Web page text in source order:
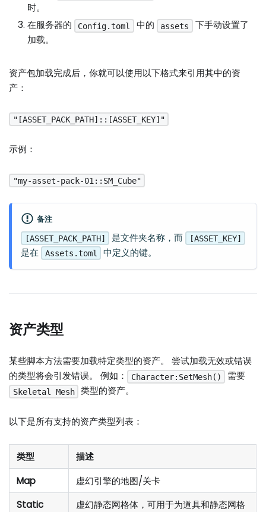
时。
在服务器的
Config.toml 中的 assets
下手动设置了
加载。
资产包加载完成后，你就可以使用以下格式来引用其中的资
产：
"[ASSET_PACK_PATH]::[ASSET_KEY]"
示例：
"my-asset-pack-01::SM_Cube"
备注
[ASSET_PACK_PATH] 是文件夹名称，而 [ASSET_KEY]
是在 Assets.toml 中定义的键。
资产类型
某些脚本方法需要加载特定类型的资产。 尝试加载无效或错误
的类型将会引发错误。 例如：
Character:SetMesh() 需要
Skeletal Mesh 类型的资产。
以下是所有支持的资产类型列表：
类型
描述
Map
虚幻引擎的地图/关卡
Static
虚幻静态网格体，可用于为道具和静态网格